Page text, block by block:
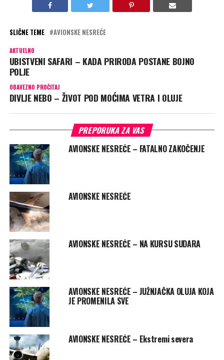
SLIČNE TEME AVIONSKE NESREĆE
AKTUELNO
UBISTVENI SAFARI – KADA PRIRODA POSTANE BOJNO
POLJE
OBAVEZNO PROČITAJ
DIVLJE NEBO – ŽIVOT POD MOĆIMA VETRA I OLUJE
PREPORUKA ZA VAS
AVIONSKE NESREĆE – FATALNO ZAKOČENJE
AVIONSKE NESREĆE
AVIONSKE NESREĆE – NA KURSU SUDARA
AVIONSKE NESREĆE – JUŽNJAČKA OLUJA KOJA
JE PROMENILA SVE
AVIONSKE NESREĆE – Ekstremi severa